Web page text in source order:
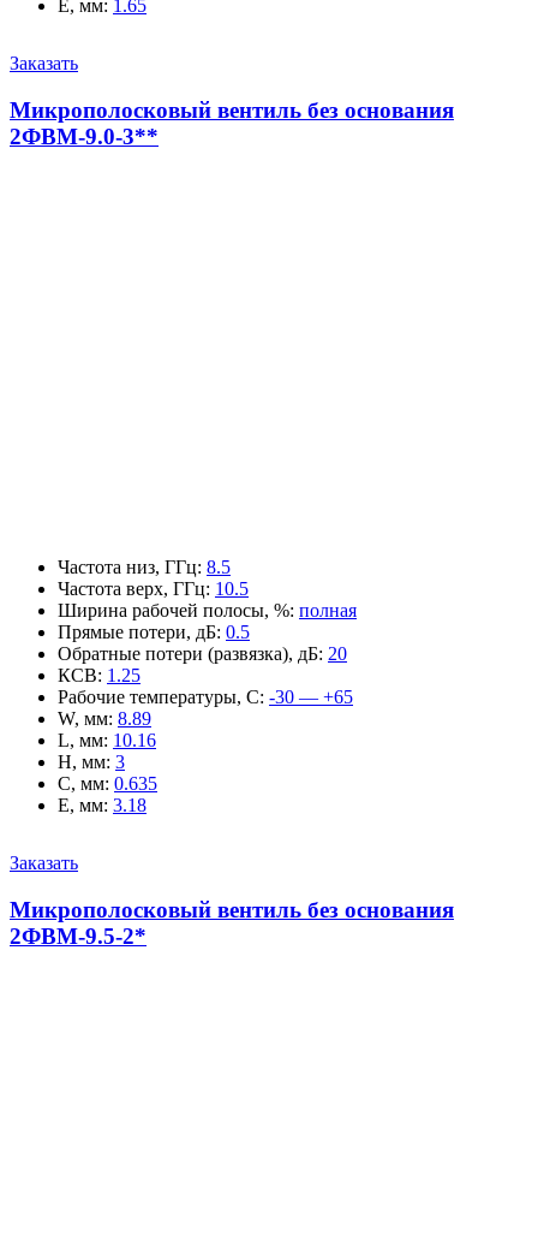
E, мм: 1.65
Заказать
Микрополосковый вентиль без основания
2ФВМ-9.0-3**
Частота низ, ГГц: 8.5
Частота верх, ГГц: 10.5
Ширина рабочей полосы, %: полная
Прямые потери, дБ: 0.5
Обратные потери (развязка), дБ: 20
КСВ: 1.25
Рабочие температуры, С: -30 — +65
W, мм: 8.89
L, мм: 10.16
H, мм: 3
C, мм: 0.635
E, мм: 3.18
Заказать
Микрополосковый вентиль без основания
2ФВМ-9.5-2*